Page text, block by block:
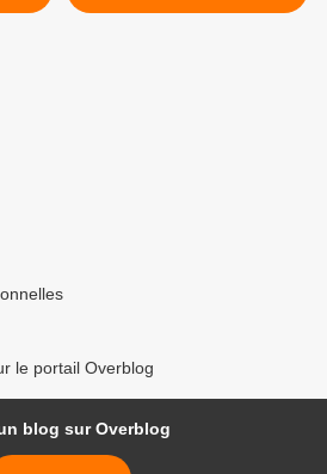
le portail Overblog
blog sur Overblog